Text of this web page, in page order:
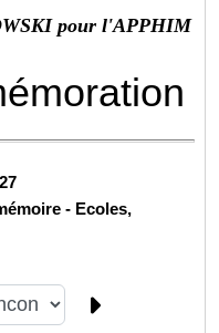
pour l'APPHIM
- Ecoles,